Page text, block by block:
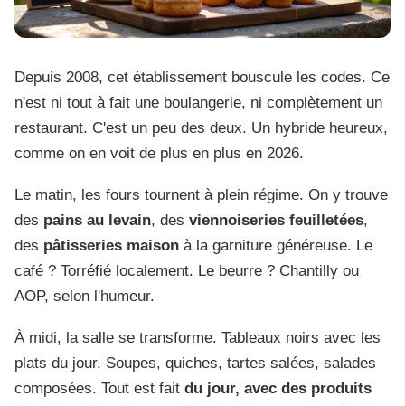
Depuis 2008, cet établissement bouscule les codes. Ce
n'est ni tout à fait une boulangerie, ni complètement un
restaurant. C'est un peu des deux. Un hybride heureux,
comme on en voit de plus en plus en 2026.
Le matin, les fours tournent à plein régime. On y trouve
des pains au levain, des viennoiseries feuilletées,
des pâtisseries maison à la garniture généreuse. Le
café ? Torréfié localement. Le beurre ? Chantilly ou
AOP, selon l'humeur.
À midi, la salle se transforme. Tableaux noirs avec les
plats du jour. Soupes, quiches, tartes salées, salades
composées. Tout est fait du jour, avec des produits